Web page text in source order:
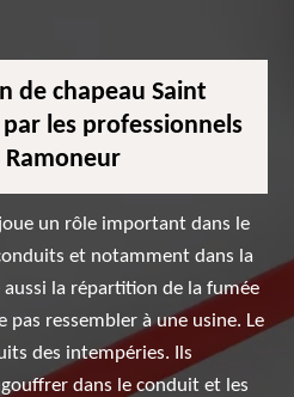
de chapeau Saint
les professionnels
Ramoneur
un rôle important dans le
et notamment dans la
la répartition de la fumée
pas ressembler à une usine. Le
des intempéries. Ils
dans le conduit et les